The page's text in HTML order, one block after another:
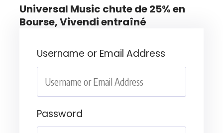
Universal Music chute de 25% en
Bourse, Vivendi entraîné
Username or Email Address
Password